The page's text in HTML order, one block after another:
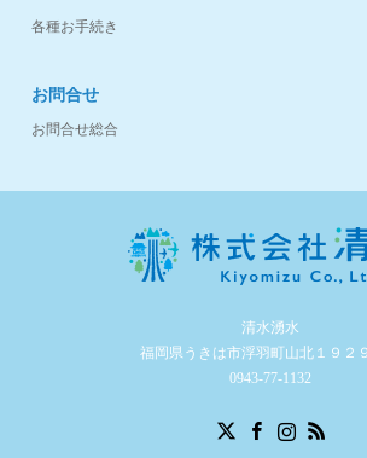
各種お手続き
お問合せ
お問合せ総合
清水湧水
福岡県うきは市浮羽町山北１９２
0943-77-1132